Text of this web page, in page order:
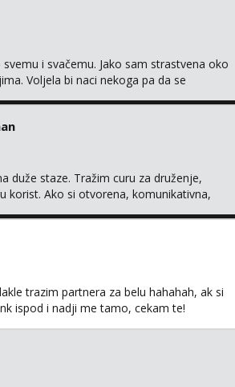
i svačemu. Jako sam strastvena oko
Voljela bi naci nekoga pa da se
duže staze. Tražim curu za druženje,
korist. Ako si otvorena, komunikativna,
trazim partnera za belu hahahah, ak si
ispod i nadji me tamo, cekam te!